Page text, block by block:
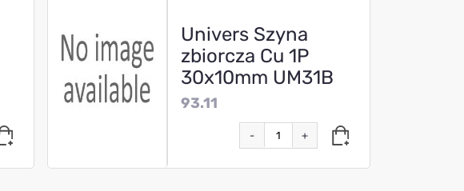
Univers Szyna
zbiorcza Cu 1P
30x10mm UM31B
93.11
- +